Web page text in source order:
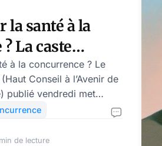
de taille pour
la santé à la
La caste
à la concurrence ? Le
Conseil à l’Avenir de
publié vendredi met
la question du
en France, avec de
devraient déplaire à de
de lecture